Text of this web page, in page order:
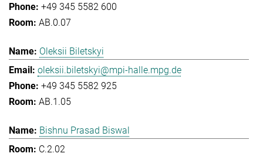
+49 345 5582 600
AB.0.07
Oleksii Biletskyi
oleksii.biletskyi@mpi-halle.mpg.de
+49 345 5582 925
AB.1.05
Bishnu Prasad Biswal
C.2.02